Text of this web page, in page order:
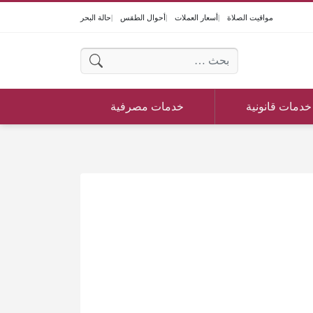
مواقيت الصلاة أسعار العملات أحوال الطقس حالة البحر
البحث عن:
خدمات قانونية خدمات مصرفية